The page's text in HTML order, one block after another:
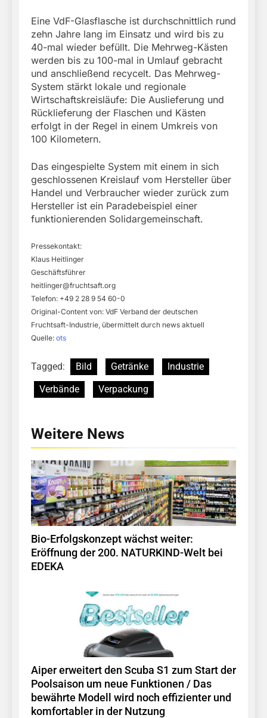
Eine VdF-Glasflasche ist durchschnittlich rund
zehn Jahre lang im Einsatz und wird bis zu
40-mal wieder befüllt. Die Mehrweg-Kästen
werden bis zu 100-mal in Umlauf gebracht
und anschließend recycelt. Das Mehrweg-
System stärkt lokale und regionale
Wirtschaftskreisläufe: Die Auslieferung und
Rücklieferung der Flaschen und Kästen
erfolgt in der Regel in einem Umkreis von
100 Kilometern.
Das eingespielte System mit einem in sich
geschlossenen Kreislauf vom Hersteller über
Handel und Verbraucher wieder zurück zum
Hersteller ist ein Paradebeispiel einer
funktionierenden Solidargemeinschaft.
Pressekontakt:
Klaus Heitlinger
Geschäftsführer
heitlinger@fruchtsaft.org
Telefon: +49 2 28 9 54 60-0
Original-Content von: VdF Verband der deutschen
Fruchtsaft-Industrie, übermittelt durch news aktuell
Quelle: ots
Tagged: Bild Getränke
Industrie
Verbände
Verpackung
Weitere News
Bio-Erfolgskonzept wächst weiter:
Eröffnung der 200. NATURKIND-Welt bei
EDEKA
Aiper erweitert den Scuba S1 zum Start der
Poolsaison um neue Funktionen / Das
bewährte Modell wird noch effizienter und
komfortabler in der Nutzung